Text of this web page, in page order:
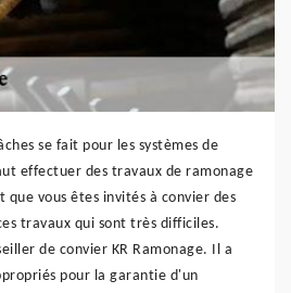
se fait pour les systèmes de
effectuer des travaux de ramonage
que vous êtes invités à convier des
travaux qui sont très difficiles.
de convier KR Ramonage. Il a
pour la garantie d'un